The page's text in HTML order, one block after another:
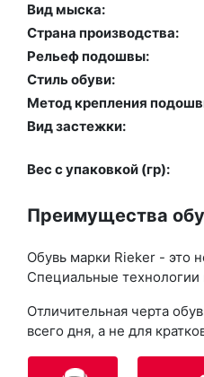
Вид мыска:
Страна производства:
Рельеф подошвы:
Стиль обуви:
Метод крепления
Вид застежки:
Вес с упаковкой (гр):
Преимущества
Обувь марки Rieker - это
Специальные технологии
Отличительная черта
всего дня, а не для